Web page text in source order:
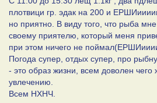
плотвици гр. эдак на 200 и
но приятно. В виду того, что рыба
своему приятелю, который меня
при этом ничего не
Погода супер, отдых супер, про
- это образ жизни, всем доволен
увлечению.
Всем НХНЧ.